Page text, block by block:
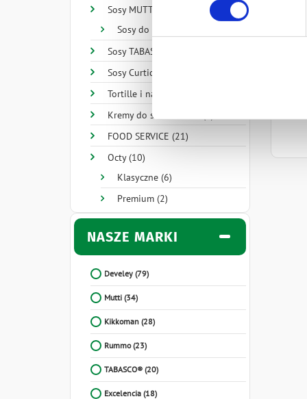
przetwarzaniu danych
Sosy MUTTI (15)
Sosy do pizzy (3)
Sosy TABASCO® Brand (20)
Sosy Curtice Brothers (3)
Tortille i nachosy (6)
Kremy do smarowania (1)
FOOD SERVICE (21)
Octy (10)
Klasyczne (6)
Premium (2)
NASZE MARKI
Develey (79)
Mutti (34)
Kikkoman (28)
Rummo (23)
TABASCO® (20)
Excelencia (18)